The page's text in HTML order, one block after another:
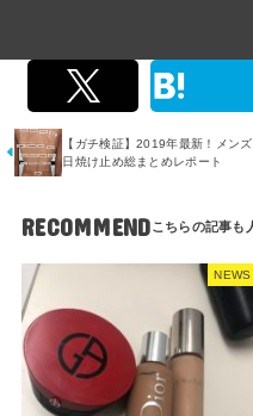
【ガチ検証】2019年最新！メンズ
日焼け止め総まとめレポート
RECOMMEND
NEWS